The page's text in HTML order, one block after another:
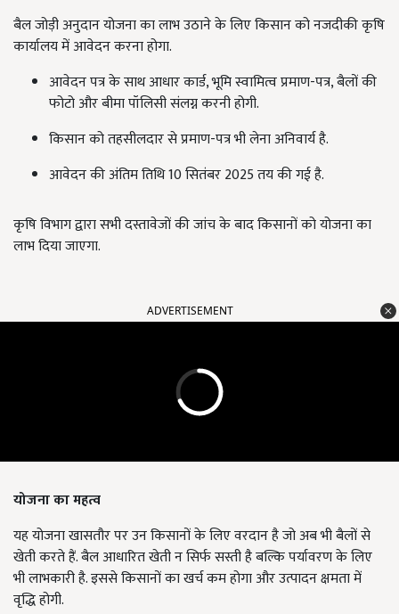
बैल जोड़ी अनुदान योजना का लाभ उठाने के लिए किसान को नजदीकी कृषि
कार्यालय में आवेदन करना होगा.
आवेदन पत्र के साथ आधार कार्ड, भूमि स्वामित्व प्रमाण-पत्र, बैलों की
फोटो और बीमा पॉलिसी संलग्न करनी होगी.
किसान को तहसीलदार से प्रमाण-पत्र भी लेना अनिवार्य है.
आवेदन की अंतिम तिथि 10 सितंबर 2025 तय की गई है.
कृषि विभाग द्वारा सभी दस्तावेजों की जांच के बाद किसानों को योजना का
लाभ दिया जाएगा.
ADVERTISEMENT
योजना का महत्व
यह योजना खासतौर पर उन किसानों के लिए वरदान है जो अब भी बैलों से
खेती करते हैं. बैल आधारित खेती न सिर्फ सस्ती है बल्कि पर्यावरण के लिए
भी लाभकारी है. इससे किसानों का खर्च कम होगा और उत्पादन क्षमता में
वृद्धि होगी.